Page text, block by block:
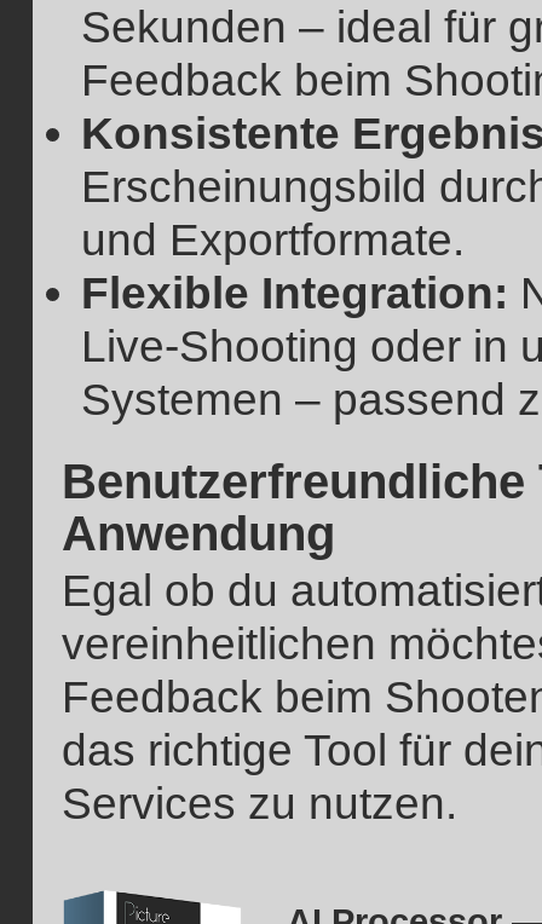
Sekunden – ideal für
Feedback beim
Konsistente
Erscheinungsbild
und Exportformate.
Flexible Integration:
Live-Shooting oder in
Systemen – passend
Anwendung
Egal ob du
vereinheitlichen
Feedback beim
das richtige Tool für
Services zu nutzen.